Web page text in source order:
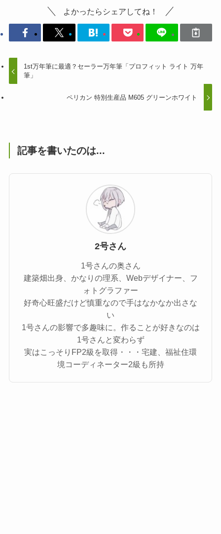
よかったらシェアしてね！
1st万年筆に最適？セーラー万年筆「プロフィット ライト 万年
筆」
ペリカン 特別生産品 M605 グリーンホワイト
記事を書いたのは...
2号さん
1号さんの奥さん
建築畑出身、かなりの理系、Webデザイナー、フ
ォトグラファー
好奇心旺盛だけど慎重なので手はなかなか出さな
い
1号さんの影響で多趣味に。作ることが好きなのは
1号さんと変わらず
実はこっそりFP2級を取得・・・宅建、福祉住環
境コーディネーター2級も所持